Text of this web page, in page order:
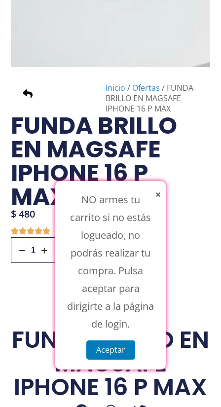
Inicio / Ofertas / FUNDA
BRILLO EN MAGSAFE
IPHONE 16 P MAX
FUNDA BRILLO
EN MAGSAFE
IPHONE 16 P
MAX
$480
Añadir Al Carrito
FUNDA BRILLO EN
MAGSAFE
IPHONE 16 P MAX
×
NO armes tu
carrito si no estás
logueado, no
podrás realizar tu
compra. Pulsa
aceptar para
dirigirte a la página
de login.
Aceptar